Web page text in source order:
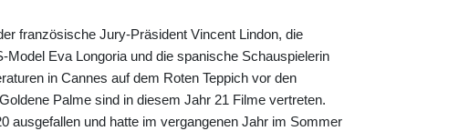
französische Jury-Präsident Vincent Lindon, die
Eva Longoria und die spanische Schauspielerin
in Cannes auf dem Roten Teppich vor den
Palme sind in diesem Jahr 21 Filme vertreten.
ausgefallen und hatte im vergangenen Jahr im Sommer